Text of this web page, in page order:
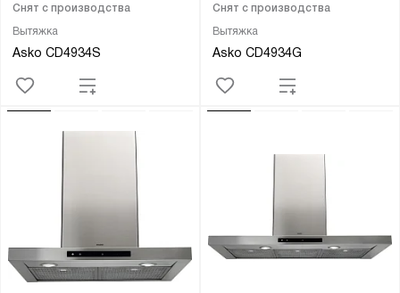
Вытяжка
Asko CD4934S
Снят с производства
Вытяжка
Asko CD4934G
Снят с производства